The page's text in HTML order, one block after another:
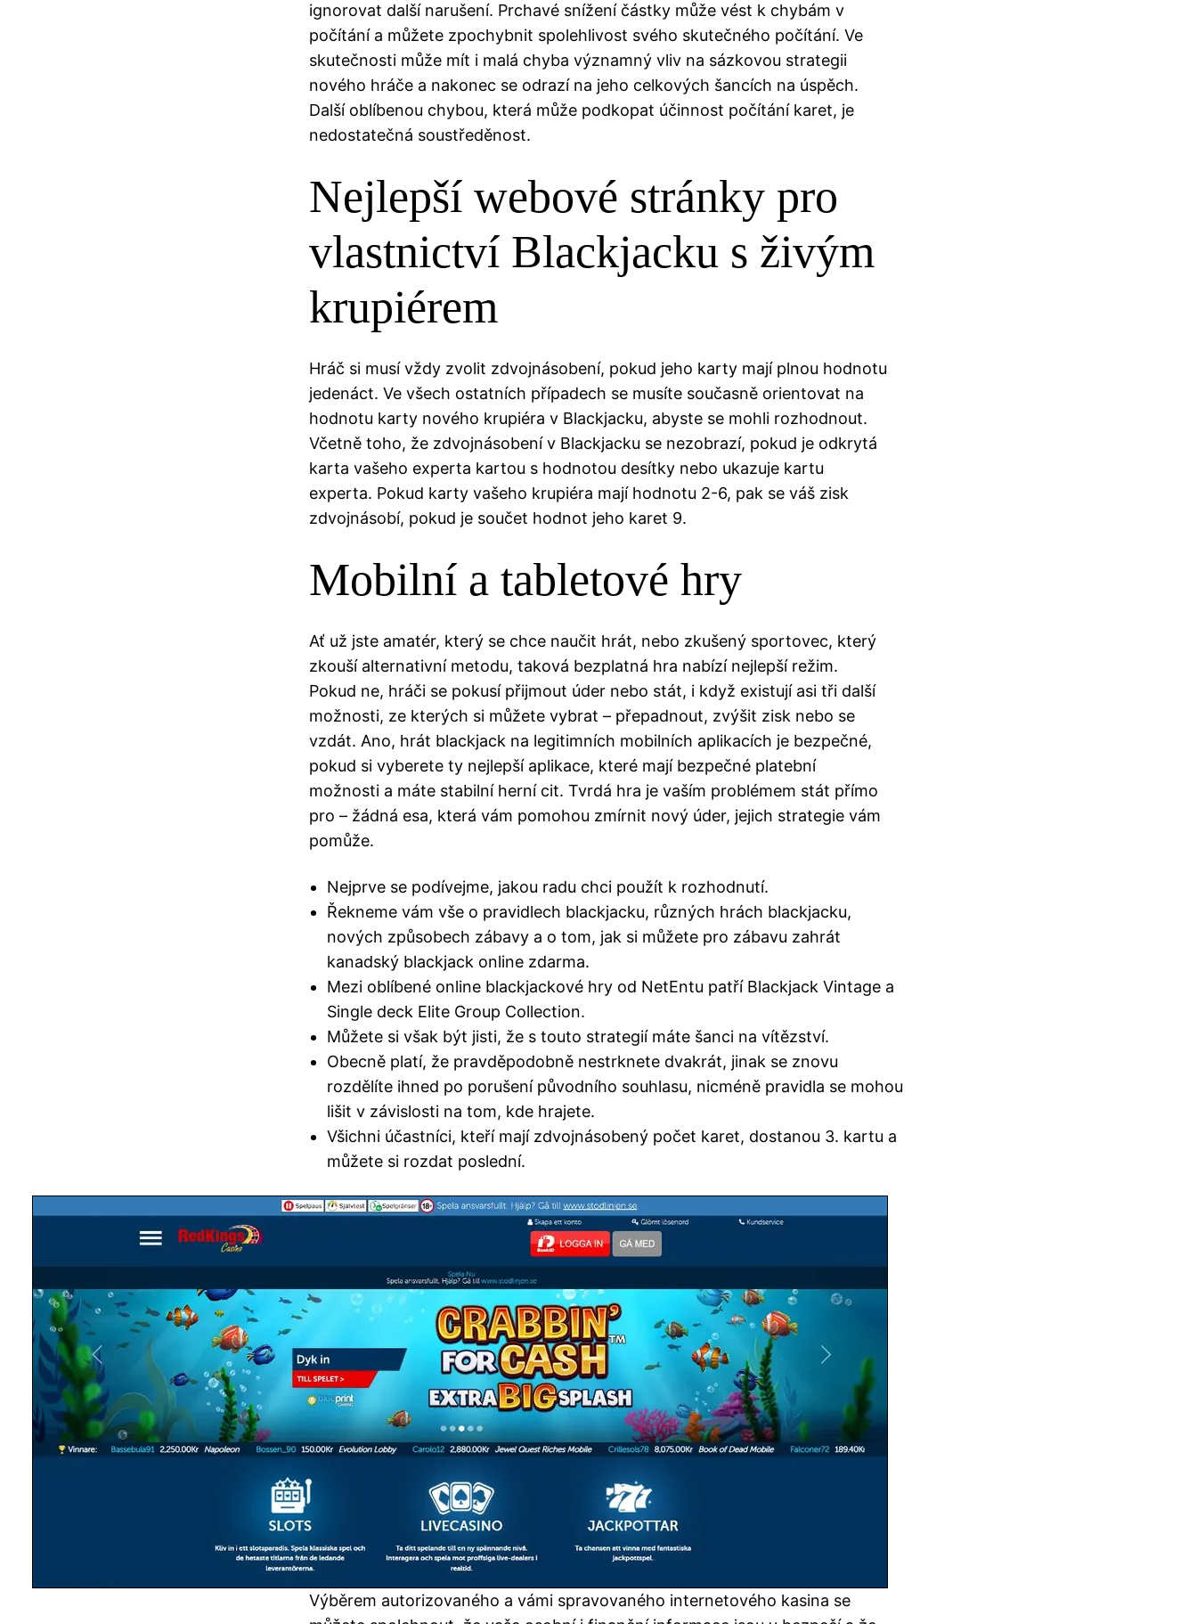
ignorovat další narušení. Prchavé snížení částky může vést k chybám v
počítání a můžete zpochybnit spolehlivost svého skutečného počítání. Ve
skutečnosti může mít i malá chyba významný vliv na sázkovou strategii
nového hráče a nakonec se odrazí na jeho celkových šancích na úspěch.
Další oblíbenou chybou, která může podkopat účinnost počítání karet, je
nedostatečná soustředěnost.
Nejlepší webové stránky pro
vlastnictví Blackjacku s živým
krupiérem
Hráč si musí vždy zvolit zdvojnásobení, pokud jeho karty mají plnou hodnotu
jedenáct. Ve všech ostatních případech se musíte současně orientovat na
hodnotu karty nového krupiéra v Blackjacku, abyste se mohli rozhodnout.
Včetně toho, že zdvojnásobení v Blackjacku se nezobrazí, pokud je odkrytá
karta vašeho experta kartou s hodnotou desítky nebo ukazuje kartu
experta. Pokud karty vašeho krupiéra mají hodnotu 2-6, pak se váš zisk
zdvojnásobí, pokud je součet hodnot jeho karet 9.
Mobilní a tabletové hry
Ať už jste amatér, který se chce naučit hrát, nebo zkušený sportovec, který
zkouší alternativní metodu, taková bezplatná hra nabízí nejlepší režim.
Pokud ne, hráči se pokusí přijmout úder nebo stát, i když existují asi tři další
možnosti, ze kterých si můžete vybrat – přepadnout, zvýšit zisk nebo se
vzdát. Ano, hrát blackjack na legitimních mobilních aplikacích je bezpečné,
pokud si vyberete ty nejlepší aplikace, které mají bezpečné platební
možnosti a máte stabilní herní cit. Tvrdá hra je vaším problémem stát přímo
pro – žádná esa, která vám pomohou zmírnit nový úder, jejich strategie vám
pomůže.
Nejprve se podívejme, jakou radu chci použít k rozhodnutí.
Řekneme vám vše o pravidlech blackjacku, různých hrách blackjacku,
nových způsobech zábavy a o tom, jak si můžete pro zábavu zahrát
kanadský blackjack online zdarma.
Mezi oblíbené online blackjackové hry od NetEntu patří Blackjack Vintage a
Single deck Elite Group Collection.
Můžete si však být jisti, že s touto strategií máte šanci na vítězství.
Obecně platí, že pravděpodobně nestrknete dvakrát, jinak se znovu
rozdělíte ihned po porušení původního souhlasu, nicméně pravidla se mohou
lišit v závislosti na tom, kde hrajete.
Všichni účastníci, kteří mají zdvojnásobený počet karet, dostanou 3. kartu a
můžete si rozdat poslední.
Výběrem autorizovaného a vámi spravovaného internetového kasina se